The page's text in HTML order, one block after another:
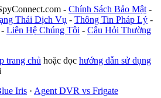
- Chính Sách Bảo Mật -
Thái Dịch Vụ - Thông Tin Pháp Lý -
- Liên Hệ Chúng Tôi - Câu Hỏi Thường
trang chủ hoặc đọc hướng dẫn sử dụng
Iris · Agent DVR vs Frigate